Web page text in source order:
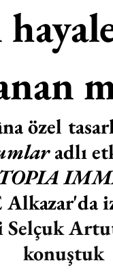
TOZ PORTRELER
ODAK: RESİM
özel
adlı
Alkazar'da
Selçuk
konuştuk